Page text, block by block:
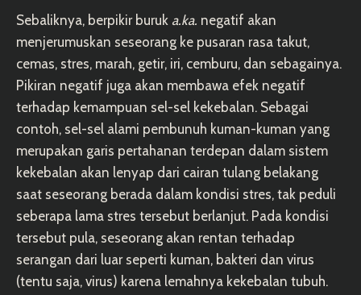
Sebaliknya, berpikir buruk a.ka. negatif akan
menjerumuskan seseorang ke pusaran rasa takut,
cemas, stres, marah, getir, iri, cemburu, dan sebagainya.
Pikiran negatif juga akan membawa efek negatif
terhadap kemampuan sel-sel kekebalan. Sebagai
contoh, sel-sel alami pembunuh kuman-kuman yang
merupakan garis pertahanan terdepan dalam sistem
kekebalan akan lenyap dari cairan tulang belakang
saat seseorang berada dalam kondisi stres, tak peduli
seberapa lama stres tersebut berlanjut. Pada kondisi
tersebut pula, seseorang akan rentan terhadap
serangan dari luar seperti kuman, bakteri dan virus
(tentu saja, virus) karena lemahnya kekebalan tubuh.